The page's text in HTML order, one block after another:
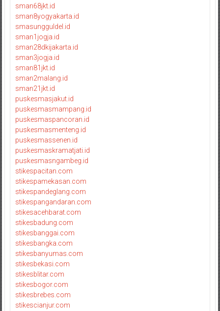
sman68jkt.id
sman8yogyakarta.id
smasungguldel.id
sman1jogja.id
sman28dkijakarta.id
sman3jogja.id
sman81jkt.id
sman2malang.id
sman21jkt.id
puskesmasjakut.id
puskesmasmampang.id
puskesmaspancoran.id
puskesmasmenteng.id
puskesmassenen.id
puskesmaskramatjati.id
puskesmasngambeg.id
stikespacitan.com
stikespamekasan.com
stikespandeglang.com
stikespangandaran.com
stikesacehbarat.com
stikesbadung.com
stikesbanggai.com
stikesbangka.com
stikesbanyumas.com
stikesbekasi.com
stikesblitar.com
stikesbogor.com
stikesbrebes.com
stikescianjur.com